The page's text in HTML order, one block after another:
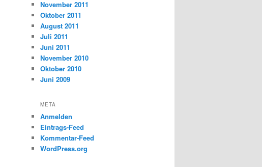
November 2011
Oktober 2011
August 2011
Juli 2011
Juni 2011
November 2010
Oktober 2010
Juni 2009
META
Anmelden
Eintrags-Feed
Kommentar-Feed
WordPress.org